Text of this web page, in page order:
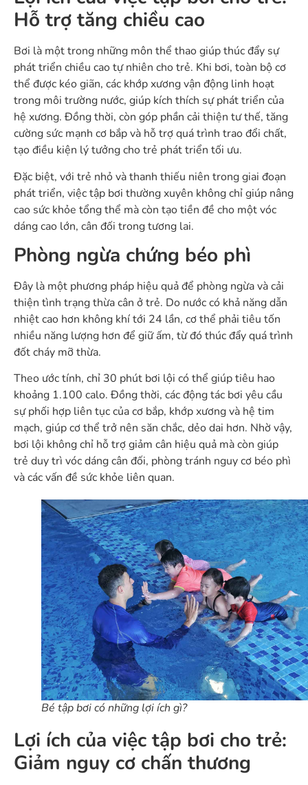
Hỗ trợ tăng chiều cao
Bơi là một trong những môn thể thao giúp thúc đẩy sự
phát triển chiều cao tự nhiên cho trẻ. Khi bơi, toàn bộ cơ
thể được kéo giãn, các khớp xương vận động linh hoạt
trong môi trường nước, giúp kích thích sự phát triển của
hệ xương. Đồng thời, còn góp phần cải thiện tư thế, tăng
cường sức mạnh cơ bắp và hỗ trợ quá trình trao đổi chất,
tạo điều kiện lý tưởng cho trẻ phát triển tối ưu.
Đặc biệt, với trẻ nhỏ và thanh thiếu niên trong giai đoạn
phát triển, việc tập bơi thường xuyên không chỉ giúp nâng
cao sức khỏe tổng thể mà còn tạo tiền đề cho một vóc
dáng cao lớn, cân đối trong tương lai.
Phòng ngừa chứng béo phì
Đây là một phương pháp hiệu quả để phòng ngừa và cải
thiện tình trạng thừa cân ở trẻ. Do nước có khả năng dẫn
nhiệt cao hơn không khí tới 24 lần, cơ thể phải tiêu tốn
nhiều năng lượng hơn để giữ ấm, từ đó thúc đẩy quá trình
đốt cháy mỡ thừa.
Theo ước tính, chỉ 30 phút bơi lội có thể giúp tiêu hao
khoảng 1.100 calo. Đồng thời, các động tác bơi yêu cầu
sự phối hợp liên tục của cơ bắp, khớp xương và hệ tim
mạch, giúp cơ thể trở nên săn chắc, dẻo dai hơn. Nhờ vậy,
bơi lội không chỉ hỗ trợ giảm cân hiệu quả mà còn giúp
trẻ duy trì vóc dáng cân đối, phòng tránh nguy cơ béo phì
và các vấn đề sức khỏe liên quan.
Bé tập bơi có những lợi ích gì?
Lợi ích của việc tập bơi cho trẻ:
Giảm nguy cơ chấn thương